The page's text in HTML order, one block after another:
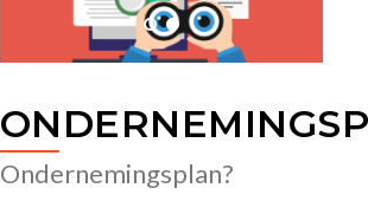
Ondernemingsplan?